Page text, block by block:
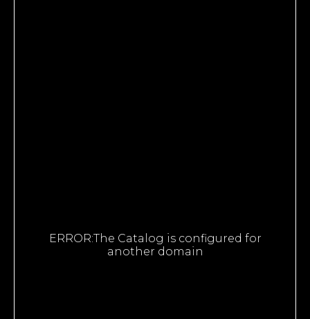
ERROR:The Catalog is configured for
another domain